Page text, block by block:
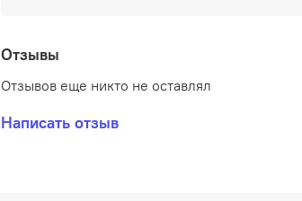
Отзывы
Отзывов еще никто не оставлял
Написать отзыв